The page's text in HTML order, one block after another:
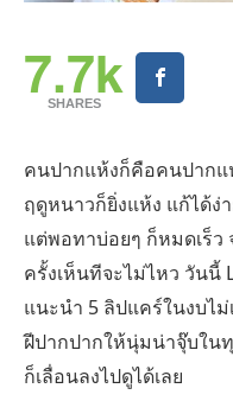
7.7k
SHARES
คนปากแห้งก็คือคนปากแ
ฤดูหนาวก็ยิ่งแห้ง แก้ได้ง่
แต่พอทาบ่อยๆ ก็หมดเร็ว
ครั้งเห็นทีจะไม่ไหว วันนี้
แนะนำ 5 ลิปแคร์ในงบไ
ฝีปากปากให้นุ่มน่าจุ๊บใน
ก็เลื่อนลงไปดูได้เลย